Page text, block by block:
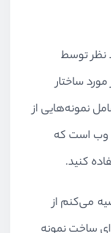
نظر توسط
ساختار
نمونه‌هایی از
وب است که
کنید.
می‌کنم از